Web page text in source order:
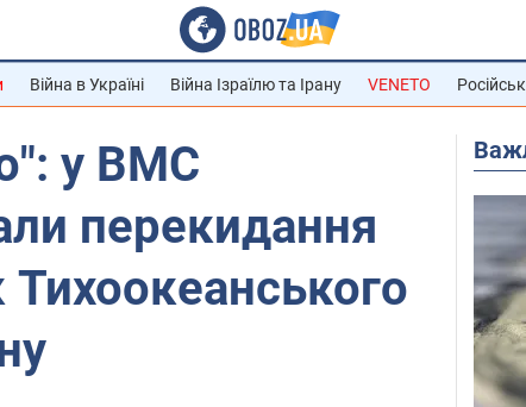
Війна в Україні Війна Ізраїлю та Ірану VENETO
у ВМС
перекидання
Тихоокеанського